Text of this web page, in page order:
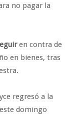
no pagar la
en contra de
en bienes, tras
regresó a la
domingo